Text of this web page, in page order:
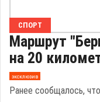
СПОРТ
Маршрут
на 20
эксклюзив
Ранее сообщалось,